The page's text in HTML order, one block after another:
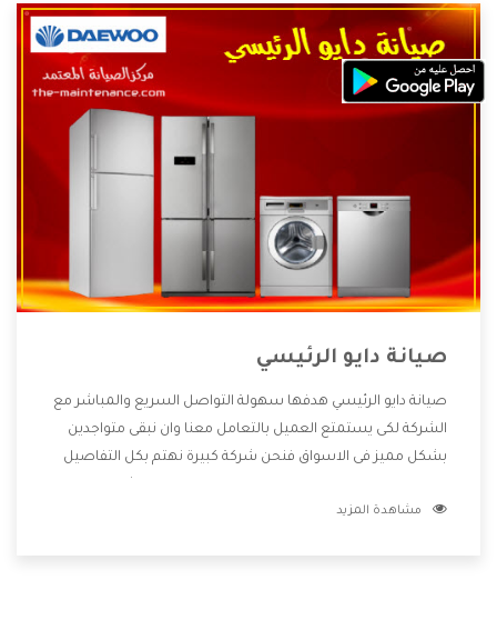
صيانة دايو الرئيسي
صيانة دايو الرئيسي هدفها سهولة التواصل السريع والمباشر مع
الشركة لكى يستمتع العميل بالتعامل معنا وان نبقى متواجدين
بشكل مميز فى الاسواق فنحن شركة كبيرة نهتم بكل التفاصيل
والتى تكون منها خدمة الصيانة التى تكون من أهم الخدمات التى
مشاهدة المزيد